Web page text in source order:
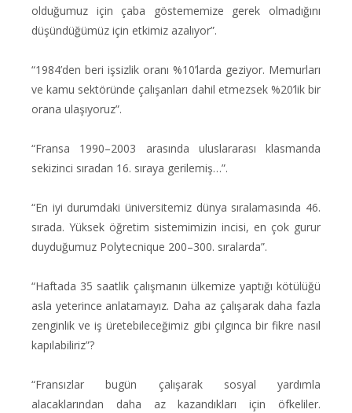
olduğumuz için çaba göstememize gerek olmadığını
düşündüğümüz için etkimiz azalıyor”.
“1984’den beri işsizlik oranı %10’larda geziyor. Memurları
ve kamu sektöründe çalışanları dahil etmezsek %20’lik bir
orana ulaşıyoruz”.
“Fransa 1990–2003 arasında uluslararası klasmanda
sekizinci sıradan 16. sıraya gerilemiş…”.
“En iyi durumdaki üniversitemiz dünya sıralamasında 46.
sırada. Yüksek öğretim sistemimizin incisi, en çok gurur
duyduğumuz Polytecnique 200–300. sıralarda”.
“Haftada 35 saatlik çalışmanın ülkemize yaptığı kötülüğü
asla yeterince anlatamayız. Daha az çalışarak daha fazla
zenginlik ve iş üretebileceğimiz gibi çılgınca bir fikre nasıl
kapılabiliriz”?
“Fransızlar bugün çalışarak sosyal yardımla
alacaklarından daha az kazandıkları için öfkeliler.